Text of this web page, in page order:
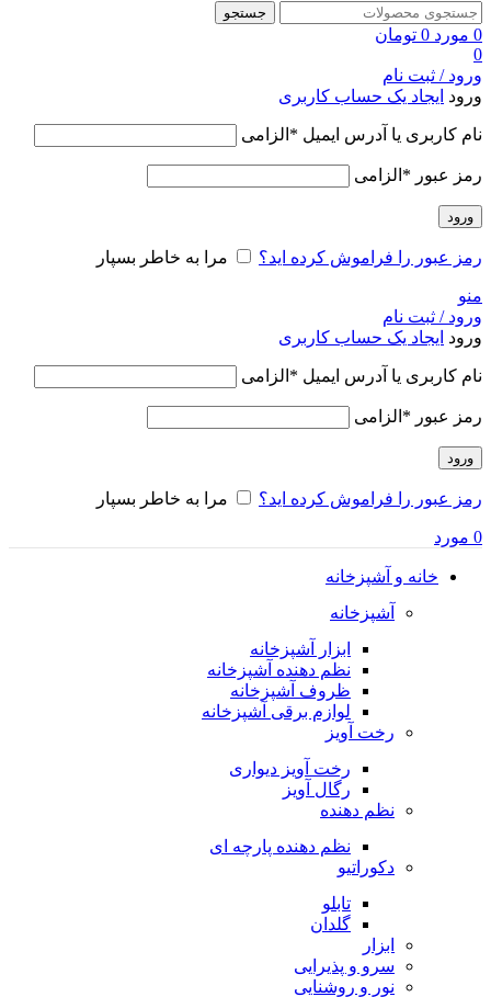
جستجو
0 مورد 0 تومان
0
ورود / ثبت نام
ورود ایجاد یک حساب کاربری
نام کاربری یا آدرس ایمیل * الزامی
رمز عبور * الزامی
ورود
رمز عبور را فراموش کرده اید؟ مرا به خاطر بسپار
منو
ورود / ثبت نام
ورود ایجاد یک حساب کاربری
نام کاربری یا آدرس ایمیل * الزامی
رمز عبور * الزامی
ورود
رمز عبور را فراموش کرده اید؟ مرا به خاطر بسپار
0 مورد
خانه و آشپزخانه
آشپزخانه
ابزار آشپزخانه
نظم دهنده آشپزخانه
ظروف آشپزخانه
لوازم برقی آشپزخانه
رخت آویز
رخت آویز دیواری
رگال آویز
نظم دهنده
نظم دهنده پارچه ای
دکوراتیو
تابلو
گلدان
ابزار
سرو و پذیرایی
نور و روشنایی